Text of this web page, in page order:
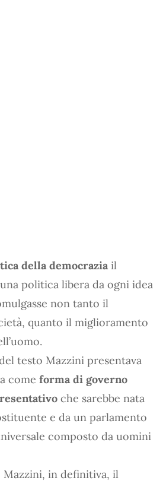
della democrazia il
politica libera da ogni idea
non tanto il
quanto il miglioramento
testo Mazzini presentava
come forma di governo
che sarebbe nata
e da un parlamento
composto da uomini
Mazzini, in definitiva, il